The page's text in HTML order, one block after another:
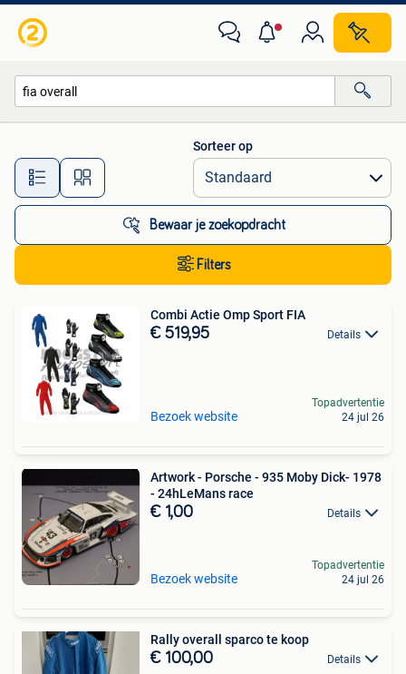
Alle afstanden…
Sorteer op
Bewaar je zoekopdracht
Filters
Combi Actie Omp Sport FIA
€ 519,95 Details
Bezoek website
Topadvertentie
24 jul 26
Artwork - Porsche - 935 Moby Dick- 1978
- 24hLeMans race
€ 1,00 Details
Bezoek website
Topadvertentie
24 jul 26
Rally overall sparco te koop
€ 100,00 Details